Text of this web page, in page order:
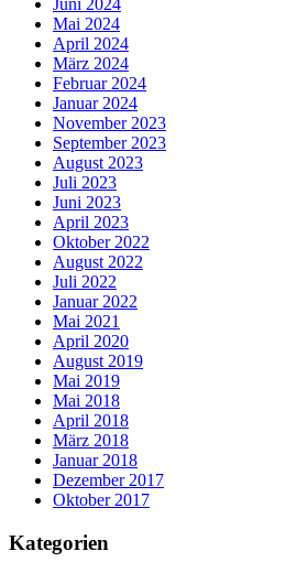
Juni 2024
Mai 2024
April 2024
März 2024
Februar 2024
Januar 2024
November 2023
September 2023
August 2023
Juli 2023
Juni 2023
April 2023
Oktober 2022
August 2022
Juli 2022
Januar 2022
Mai 2021
April 2020
August 2019
Mai 2019
Mai 2018
April 2018
März 2018
Januar 2018
Dezember 2017
Oktober 2017
Kategorien